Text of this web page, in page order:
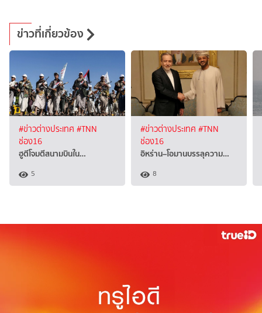
ข่าวที่เกี่ยวข้อง
#ข่าวต่างประเทศ #TNN
ช่อง16
ฮูตีโจมตีสนามบินใน…
5
#ข่าวต่างประเทศ #TNN
ช่อง16
อิหร่าน–โอมานบรรลุความ…
8